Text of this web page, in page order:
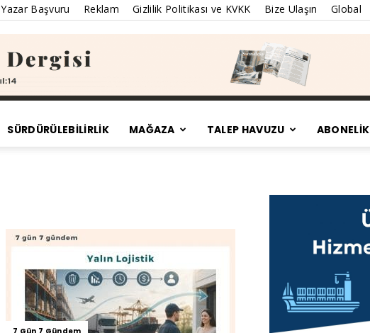
Yazar Başvuru Reklam Gizlilik Politikası ve KVKK Bize Ulaşın Global
SÜRDÜRÜLEBILIRLIK MAĞAZA TALEP HAVUZU ABONELİK